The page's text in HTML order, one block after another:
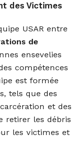
des Victimes
USAR entre
de
ensevelies
compétences
est formée
tels que des
et des
retirer les débris
les victimes et